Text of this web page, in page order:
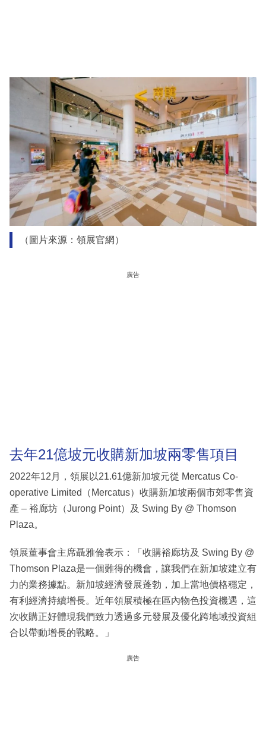
（圖片來源：領展官網）
廣告
去年21億坡元收購新加坡兩零售項目
2022年12月，領展以21.61億新加坡元從 Mercatus Co-
operative Limited（Mercatus）收購新加坡兩個市郊零售資
產 – 裕廊坊（Jurong Point）及 Swing By @ Thomson
Plaza。
領展董事會主席聶雅倫表示：「收購裕廊坊及 Swing By @
Thomson Plaza是一個難得的機會，讓我們在新加坡建立有
力的業務據點。新加坡經濟發展蓬勃，加上當地價格穩定，
有利經濟持續增長。近年領展積極在區內物色投資機遇，這
次收購正好體現我們致力透過多元發展及優化跨地域投資組
合以帶動增長的戰略。」
廣告